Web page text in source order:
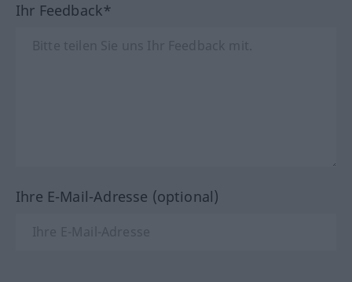
Ihr Feedback*
Ihre E-Mail-Adresse (optional)